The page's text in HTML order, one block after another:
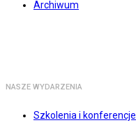
Archiwum
NASZE WYDARZENIA
Szkolenia i konferencje